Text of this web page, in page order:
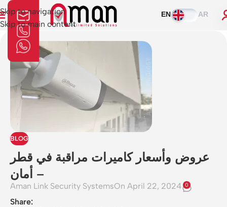
Skip to navigation
Skip to main content
EN AR
BLOG
عروض وأسعار كاميرات مراقبة في قطر
– أمان
Aman Link Security SystemsOn April 22, 2024 0
Share: